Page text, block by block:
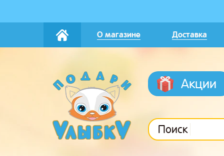
О магазине Доставка
Акции
Поиск